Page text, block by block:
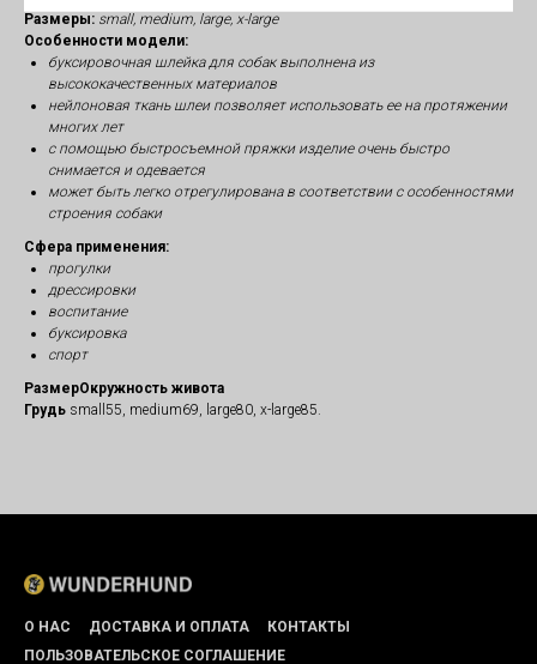
Размеры: small, medium, large, x-large
Особенности модели:
буксировочная шлейка для собак выполнена из
высококачественных материалов
нейлоновая ткань шлеи позволяет использовать ее на протяжении
многих лет
с помощью быстросъемной пряжки изделие очень быстро
снимается и одевается
может быть легко отрегулирована в соответствии с особенностями
строения собаки
Сфера применения:
прогулки
дрессировки
воспитание
буксировка
спорт
РазмерОкружность живота
Грудь small55, medium69, large80, x-large85.
О НАС ДОСТАВКА И ОПЛАТА
КОНТАКТЫ
ПОЛЬЗОВАТЕЛЬСКОЕ СОГЛАШЕНИЕ